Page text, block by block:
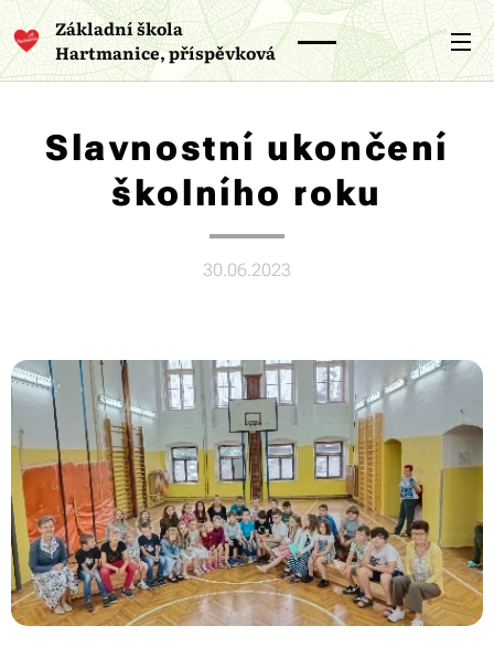
Základní škola
Hartmanice, příspěvková
organizace
Slavnostní ukončení
školního roku
30.06.2023